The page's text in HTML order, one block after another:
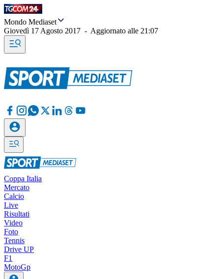
Mondo Mediaset
Giovedì 17 Agosto 2017 - Aggiornato alle 21:07
Coppa Italia
Mercato
Calcio
Live
Risultati
Video
Foto
Tennis
Drive UP
F1
MotoGp